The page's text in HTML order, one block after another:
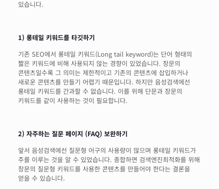
있습니다.
1) 롱테일 키워드를 타깃하기
기존 SEO에서 롱테일 키워드(Long tail keyword)는 단어 형태의
짧은 키워드에 비해 사용되지 않는 경향이 있었습니다. 장문의
콘텐츠일수록 그 의미는 제한적이고 기존의 콘텐츠에 삽입하거나
새로운 콘텐츠를 만들기 어렵기 때문입니다. 하지만 음성검색에선
롱테일 키워드를 간과할 수 없습니다. 이를 위해 단문과 장문의
키워드를 같이 사용하는 것이 필요합니다.
2) 자주하는 질문 페이지 (FAQ) 보완하기
앞서 음성검색에선 질문형 어구의 사용량이 많으며 롱테일 키워드가
주를 이루는 것을 알 수 있었습니다. 종합하면 검색엔진최적화를 위해
장문의 질문형 키워드를 사용한 콘텐츠를 만들어야 한다는 결론을
얻을 수 있습니다.